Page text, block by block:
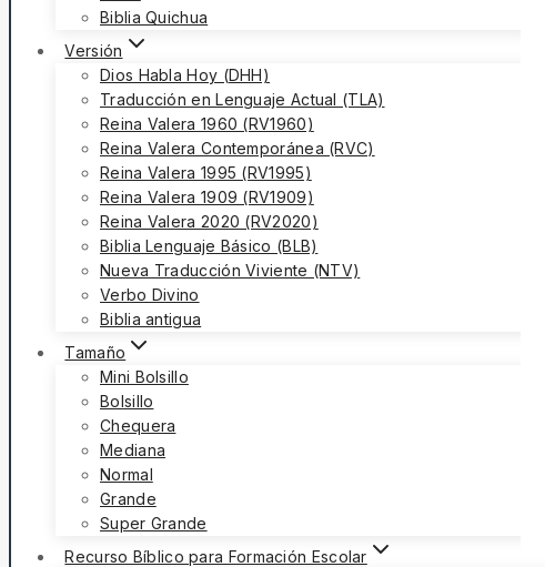
Biblia Quichua
Versión
Dios Habla Hoy (DHH)
Traducción en Lenguaje Actual (TLA)
Reina Valera 1960 (RV1960)
Reina Valera Contemporánea (RVC)
Reina Valera 1995 (RV1995)
Reina Valera 1909 (RV1909)
Reina Valera 2020 (RV2020)
Biblia Lenguaje Básico (BLB)
Nueva Traducción Viviente (NTV)
Verbo Divino
Biblia antigua
Tamaño
Mini Bolsillo
Bolsillo
Chequera
Mediana
Normal
Grande
Super Grande
Recurso Bíblico para Formación Escolar